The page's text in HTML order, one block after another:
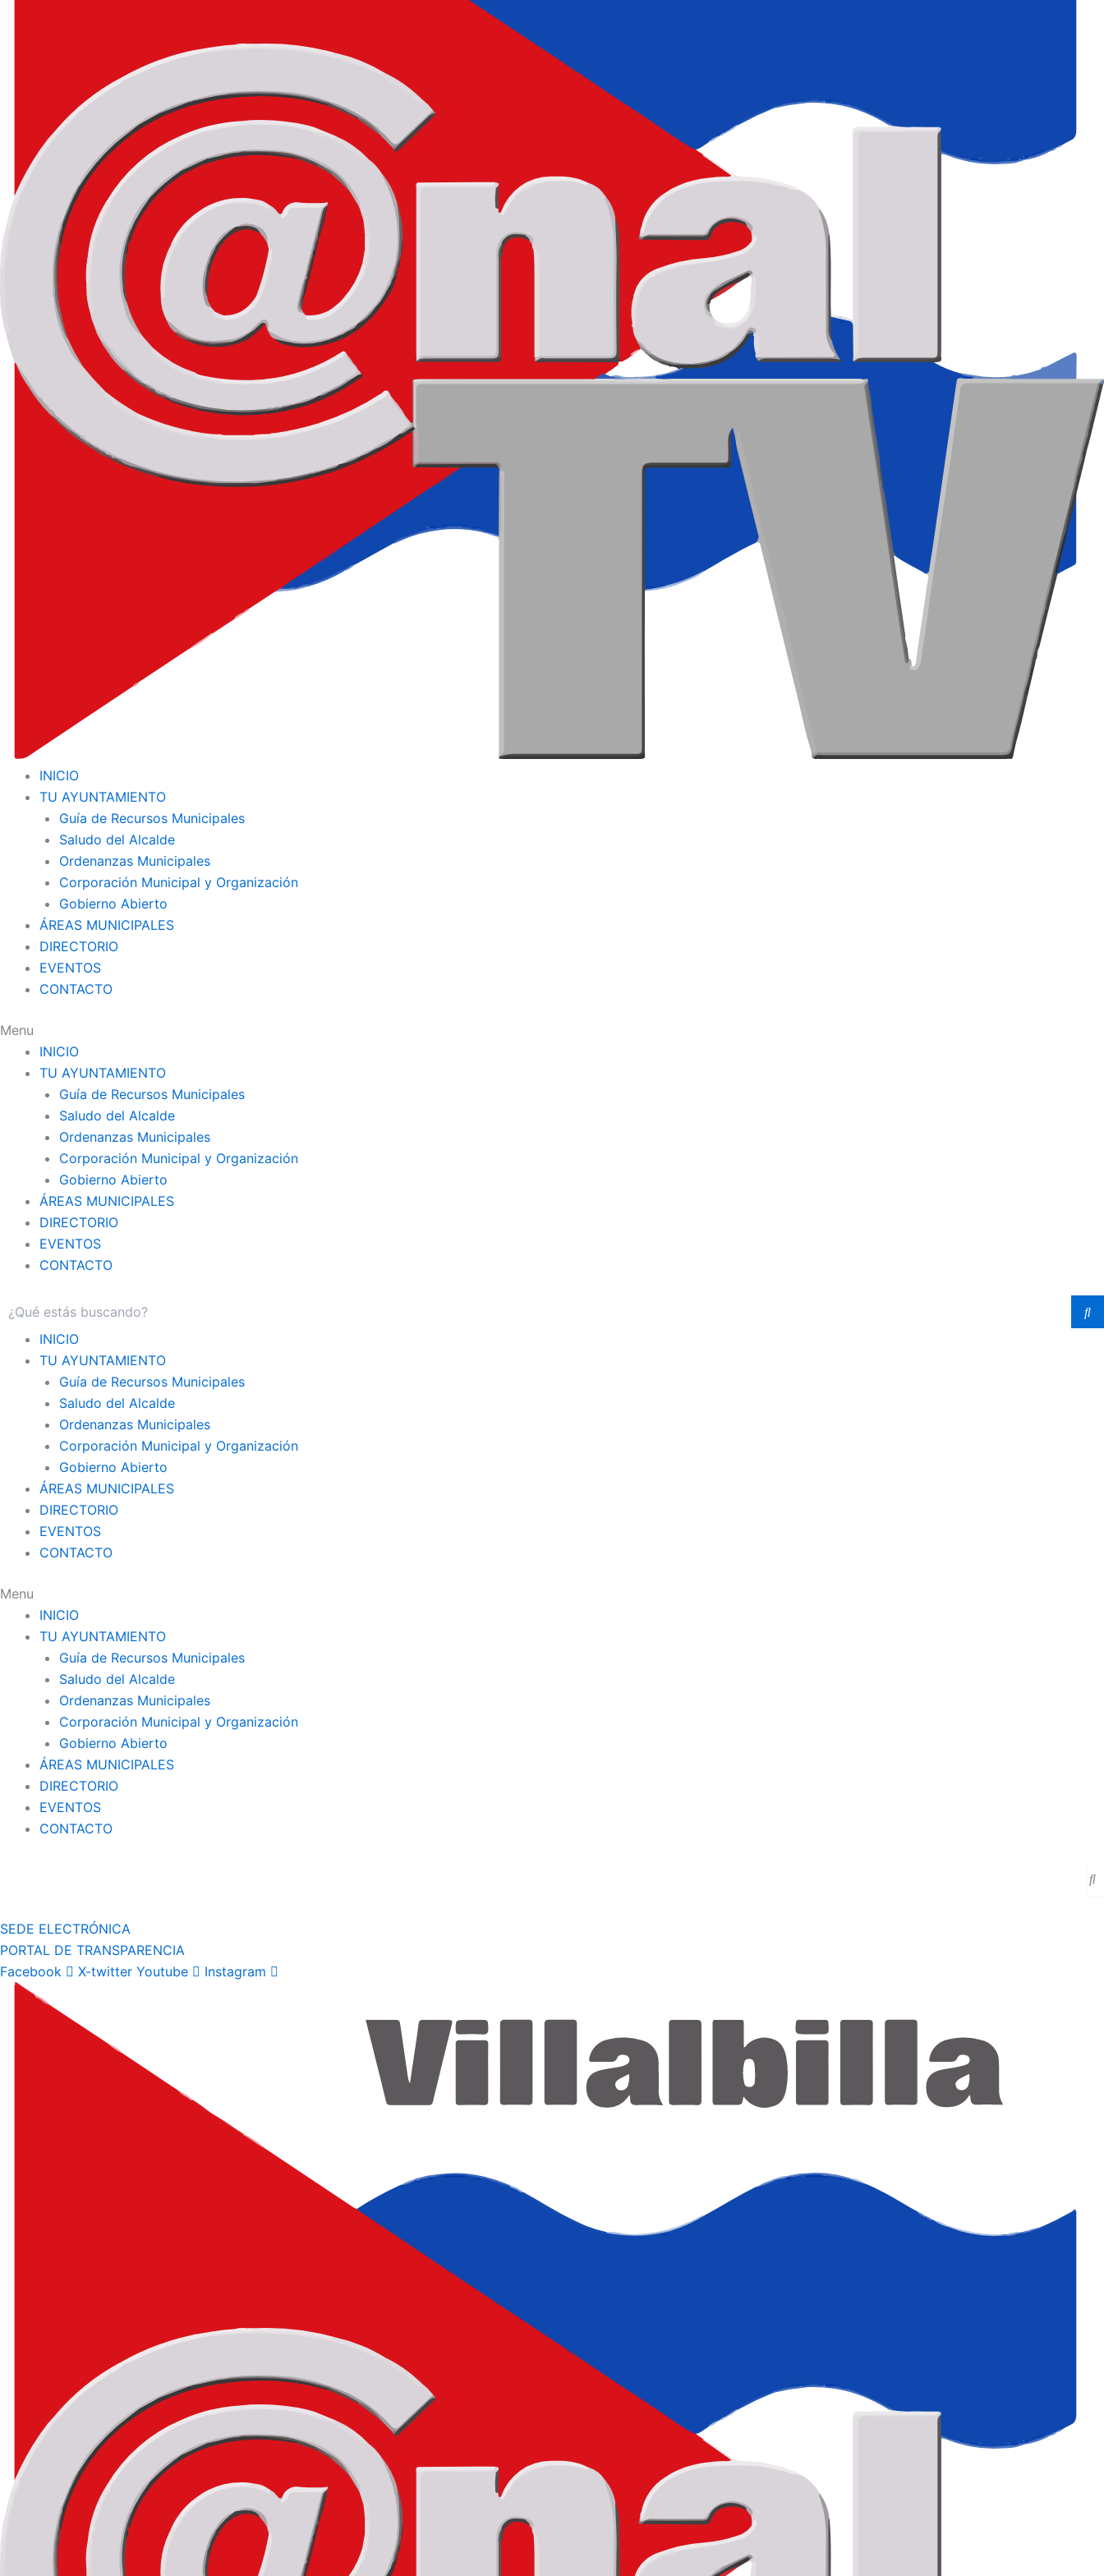
INICIO
TU AYUNTAMIENTO
Guía de Recursos Municipales
Saludo del Alcalde
Ordenanzas Municipales
Corporación Municipal y Organización
Gobierno Abierto
ÁREAS MUNICIPALES
DIRECTORIO
EVENTOS
CONTACTO
Menu
INICIO
TU AYUNTAMIENTO
Guía de Recursos Municipales
Saludo del Alcalde
Ordenanzas Municipales
Corporación Municipal y Organización
Gobierno Abierto
ÁREAS MUNICIPALES
DIRECTORIO
EVENTOS
CONTACTO
INICIO
TU AYUNTAMIENTO
Guía de Recursos Municipales
Saludo del Alcalde
Ordenanzas Municipales
Corporación Municipal y Organización
Gobierno Abierto
ÁREAS MUNICIPALES
DIRECTORIO
EVENTOS
CONTACTO
Menu
INICIO
TU AYUNTAMIENTO
Guía de Recursos Municipales
Saludo del Alcalde
Ordenanzas Municipales
Corporación Municipal y Organización
Gobierno Abierto
ÁREAS MUNICIPALES
DIRECTORIO
EVENTOS
CONTACTO
SEDE ELECTRÓNICA
PORTAL DE TRANSPARENCIA
Facebook
X-twitter Youtube Instagram